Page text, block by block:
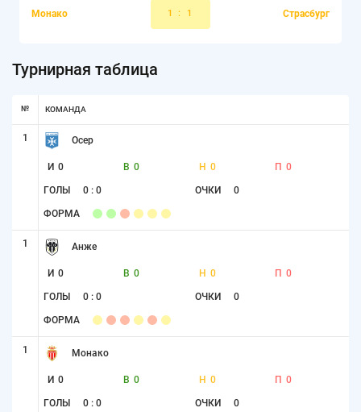
Монако 1 : 1 Страсбург
Турнирная таблица
№ КОМАНДА
1 Осер
И 0 В 0 Н 0 П 0
ГОЛЫ 0 : 0 ОЧКИ 0
ФОРМА
1 Анже
И 0 В 0 Н 0 П 0
ГОЛЫ 0 : 0 ОЧКИ 0
ФОРМА
1 Монако
И 0 В 0 Н 0 П 0
ГОЛЫ 0 : 0 ОЧКИ 0